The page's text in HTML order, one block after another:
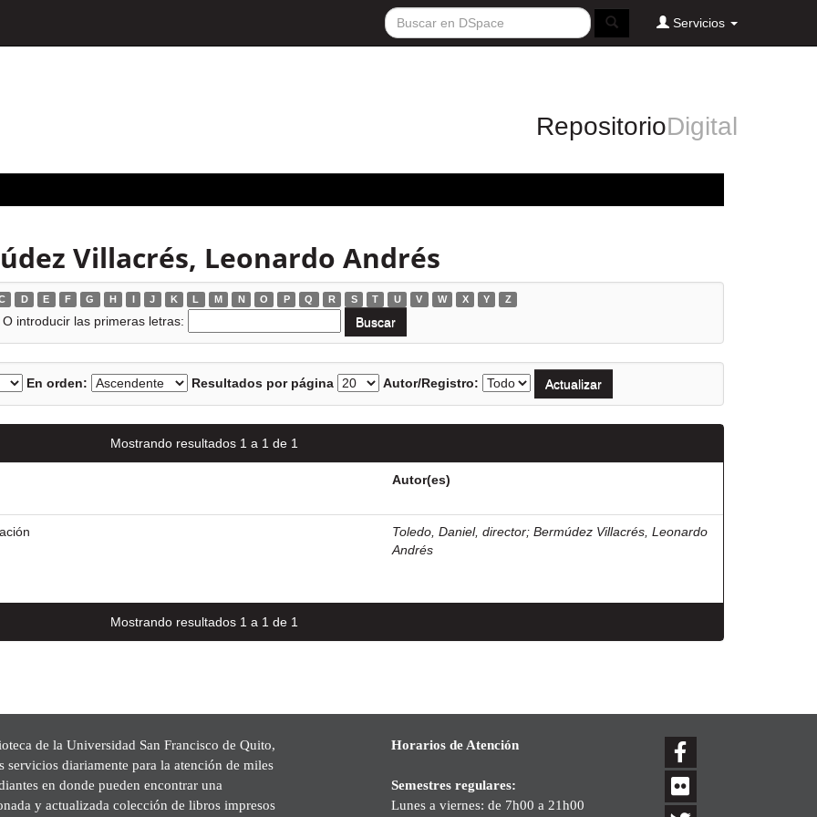
Servicios
RepositorioDigital
Villacrés, Leonardo Andrés
D E F G H I J K L M N O P Q R S T U V W X Y Z
O introducir las primeras letras:
En orden: Resultados por página Autor/Registro:
Mostrando resultados 1 a 1 de 1
Autor(es)
Toledo, Daniel, director; Bermúdez Villacrés, Leonardo
Andrés
Mostrando resultados 1 a 1 de 1
de la Universidad San Francisco de Quito,
servicios diariamente para la atención de miles
en donde pueden encontrar una
y actualizada colección de libros impresos
Horarios de Atención
Semestres regulares:
Lunes a viernes: de 7h00 a 21h00